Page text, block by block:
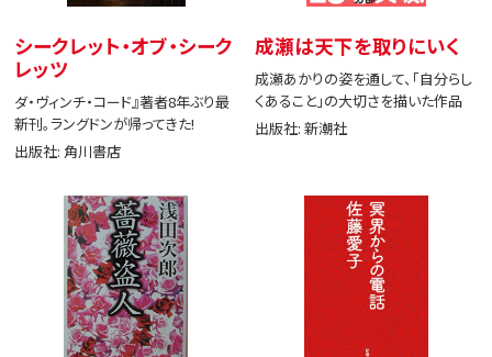
シークレット・オブ・シーク
レッツ
ダ・ヴィンチ・コード』著者8年ぶり最
新刊。ラングドンが帰ってきた!
出版社: 角川書店
成瀬は天下を取りにいく
成瀬あかりの姿を通して、「自分らし
くあること」の大切さを描いた作品
出版社: 新潮社